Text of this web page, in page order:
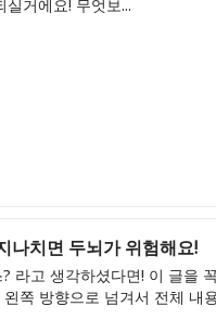
거에요! 무엇보...
나치면 두뇌가 위험해요!
라고 생각하셨다면! 이 글을 꼭
쪽 방향으로 넘겨서 전체 내